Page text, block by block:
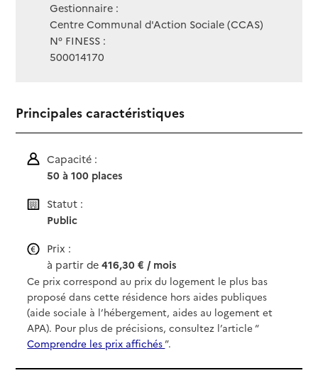
Gestionnaire :
Centre Communal d'Action Sociale (CCAS)
N° FINESS :
500014170
Principales caractéristiques
Capacité :
50 à 100 places
Statut :
Public
Prix :
à partir de416,30 € / mois
Ce prix correspond au prix du logement le plus bas
proposé dans cette résidence hors aides publiques
(aide sociale à l’hébergement, aides au logement et
APA). Pour plus de précisions, consultez l’article “
Comprendre les prix affichés”.